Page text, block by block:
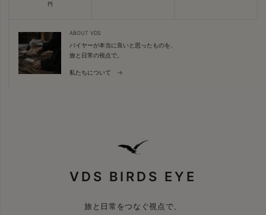
円
ABOUT VDS
バイヤーが本当に良いと思ったものを、
旅と日常の視点で。
私たちについて →
VDS BIRDS EYE
旅と日常をつなぐ視点で、